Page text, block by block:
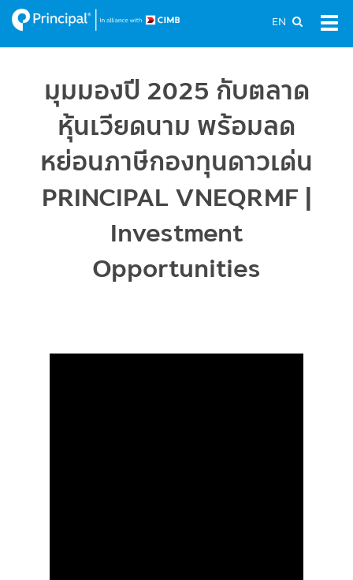
Skip
to
main
EN
มุมมองปี 2025 กับตลาด
หุ้นเวียดนาม พร้อมลด
หย่อนภาษีกองทุนดาวเด่น
PRINCIPAL VNEQRMF |
Investment
Opportunities